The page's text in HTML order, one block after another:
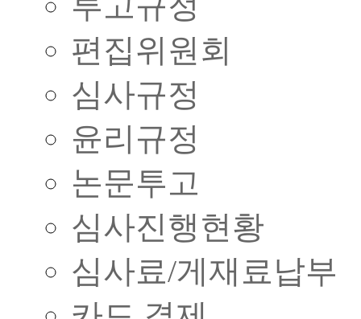
편집위원회
심사규정
윤리규정
논문투고
심사진행현황
심사료/게재료납부